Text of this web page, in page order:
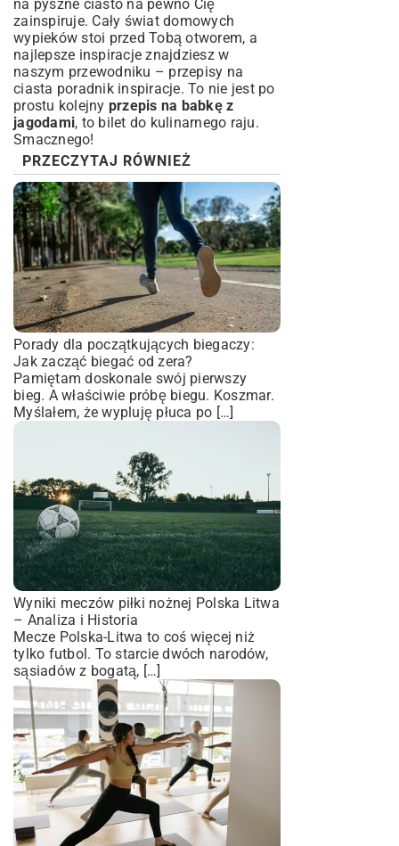
na pyszne ciasto na pewno Cię
zainspiruje. Cały świat domowych
wypieków stoi przed Tobą otworem, a
najlepsze inspiracje znajdziesz w
naszym przewodniku – przepisy na
ciasta poradnik inspiracje. To nie jest po
prostu kolejny przepis na babkę z
jagodami, to bilet do kulinarnego raju.
Smacznego!
PRZECZYTAJ RÓWNIEŻ
Porady dla początkujących biegaczy:
Jak zacząć biegać od zera?
Pamiętam doskonale swój pierwszy
bieg. A właściwie próbę biegu. Koszmar.
Myślałem, że wypluję płuca po […]
Wyniki meczów piłki nożnej Polska Litwa
– Analiza i Historia
Mecze Polska-Litwa to coś więcej niż
tylko futbol. To starcie dwóch narodów,
sąsiadów z bogatą, […]